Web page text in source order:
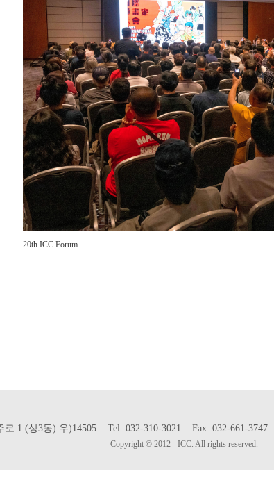
20th ICC Forum
로 1 (상3동) 우)14505 Tel. 032-310-3021 Fax. 032-661-
Copyright © 2012 - ICC. All rights reserved.